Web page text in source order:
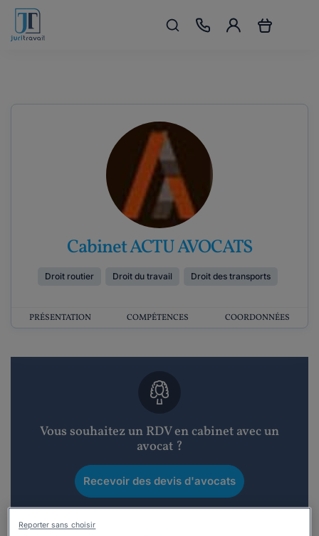
Cabinet ACTU AVOCATS
Droit routier Droit du travail Droit des transports
PRÉSENTATION COMPÉTENCES COORDONNÉES
Vous souhaitez un RDV en cabinet avec un
avocat ?
Recevoir des devis d'avocats
Reporter sans choisir